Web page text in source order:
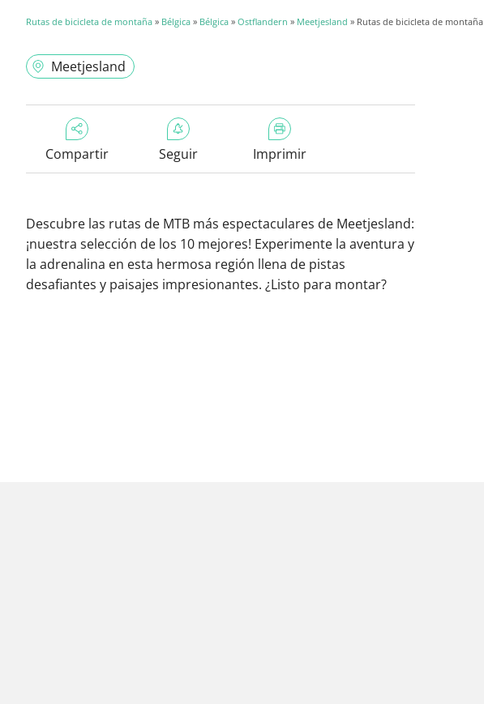
Rutas de bicicleta de montaña » Bélgica » Bélgica » Ostflandern » Meetjesland » Rutas de bicicleta de montaña
Meetjesland
Compartir Seguir Imprimir
Descubre las rutas de MTB más espectaculares de Meetjesland:
¡nuestra selección de los 10 mejores! Experimente la aventura y
la adrenalina en esta hermosa región llena de pistas
desafiantes y paisajes impresionantes. ¿Listo para montar?